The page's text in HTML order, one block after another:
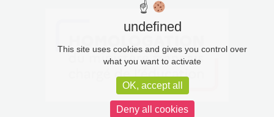
☝
undefined
This site uses cookies and gives you control over
what you want to activate
OK, accept all
Deny all cookies